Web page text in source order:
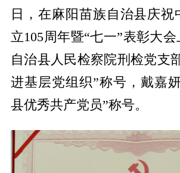
日，在麻阳苗族自治县庆祝
立105周年暨“七一”表彰大
自治县人民检察院刑检党支
进基层党组织”称号，戴嘉
县优秀共产党员”称号。